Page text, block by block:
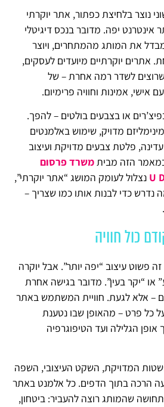
נוצר בלחיצת כפתור, אתר יוקרתי
אינטרנט יפה. מדובר בנכס דיגיטלי
את המותג מהמתחרים, ויוצר
אתרים יוקרתיים מיועדים לעסקים,
לשדר רמה אחרת – של
אמינות וחוויה פרימיום.
או בצבעים בולטים – להפך.
מדויק, שימוש באלמנטים
עדינה, פלטת צבעים מדויקת ועיצוב
הזה מביתמשרד פרסום
נצלול לעומק המושג “אתר יוקרתי”,
נדרש כדי לבנות אותו כמו שצריך –
כול חוויה
פשוט עיצוב “יפה יותר”. אבל יוקרה
או “יקר בעין”. מדובר בגישה אחרת
– אלא לגעת. חוויית המשתמש באתר
כל פרט – מהאופן שבו נטענת
הגלילה ועד הטיפוגרפיה
המדויקת, השקט העיצובי, השפה
הרכה בתוך הדפים. כל אלמנט באתר
שהמותג רוצה להעביר: ביטחון,